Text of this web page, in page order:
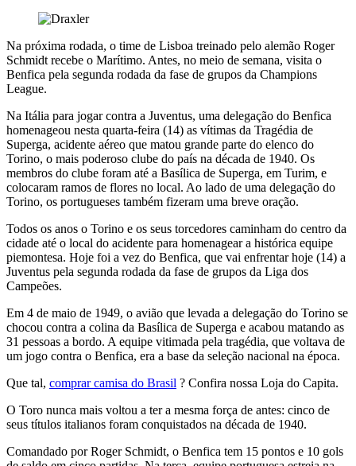
Na próxima rodada, o time de Lisboa treinado pelo alemão Roger
Schmidt recebe o Marítimo. Antes, no meio de semana, visita o
Benfica pela segunda rodada da fase de grupos da Champions
League.
Na Itália para jogar contra a Juventus, uma delegação do Benfica
homenageou nesta quarta-feira (14) as vítimas da Tragédia de
Superga, acidente aéreo que matou grande parte do elenco do
Torino, o mais poderoso clube do país na década de 1940. Os
membros do clube foram até a Basílica de Superga, em Turim, e
colocaram ramos de flores no local. Ao lado de uma delegação do
Torino, os portugueses também fizeram uma breve oração.
Todos os anos o Torino e os seus torcedores caminham do centro da
cidade até o local do acidente para homenagear a histórica equipe
piemontesa. Hoje foi a vez do Benfica, que vai enfrentar hoje (14) a
Juventus pela segunda rodada da fase de grupos da Liga dos
Campeões.
Em 4 de maio de 1949, o avião que levada a delegação do Torino se
chocou contra a colina da Basílica de Superga e acabou matando as
31 pessoas a bordo. A equipe vitimada pela tragédia, que voltava de
um jogo contra o Benfica, era a base da seleção nacional na época.
Que tal, comprar camisa do Brasil ? Confira nossa Loja do Capita.
O Toro nunca mais voltou a ter a mesma força de antes: cinco de
seus títulos italianos foram conquistados na década de 1940.
Comandado por Roger Schmidt, o Benfica tem 15 pontos e 10 gols